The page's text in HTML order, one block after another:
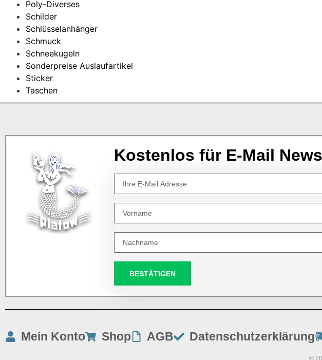
Poly-Diverses
Schilder
Schlüsselanhänger
Schmuck
Schneekugeln
Sonderpreise Auslaufartikel
Sticker
Taschen
Kostenlos für E-Mail
BESTÄTIGEN
Mein Konto Shop AGB Datenschutzerklärung